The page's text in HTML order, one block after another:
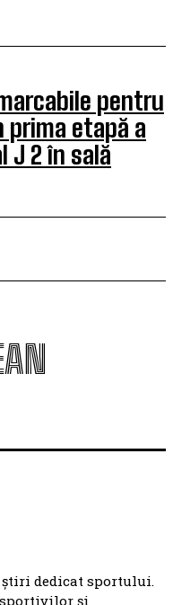
pentru
etapă a
J 2 în sală
știri dedicat sportului.
și